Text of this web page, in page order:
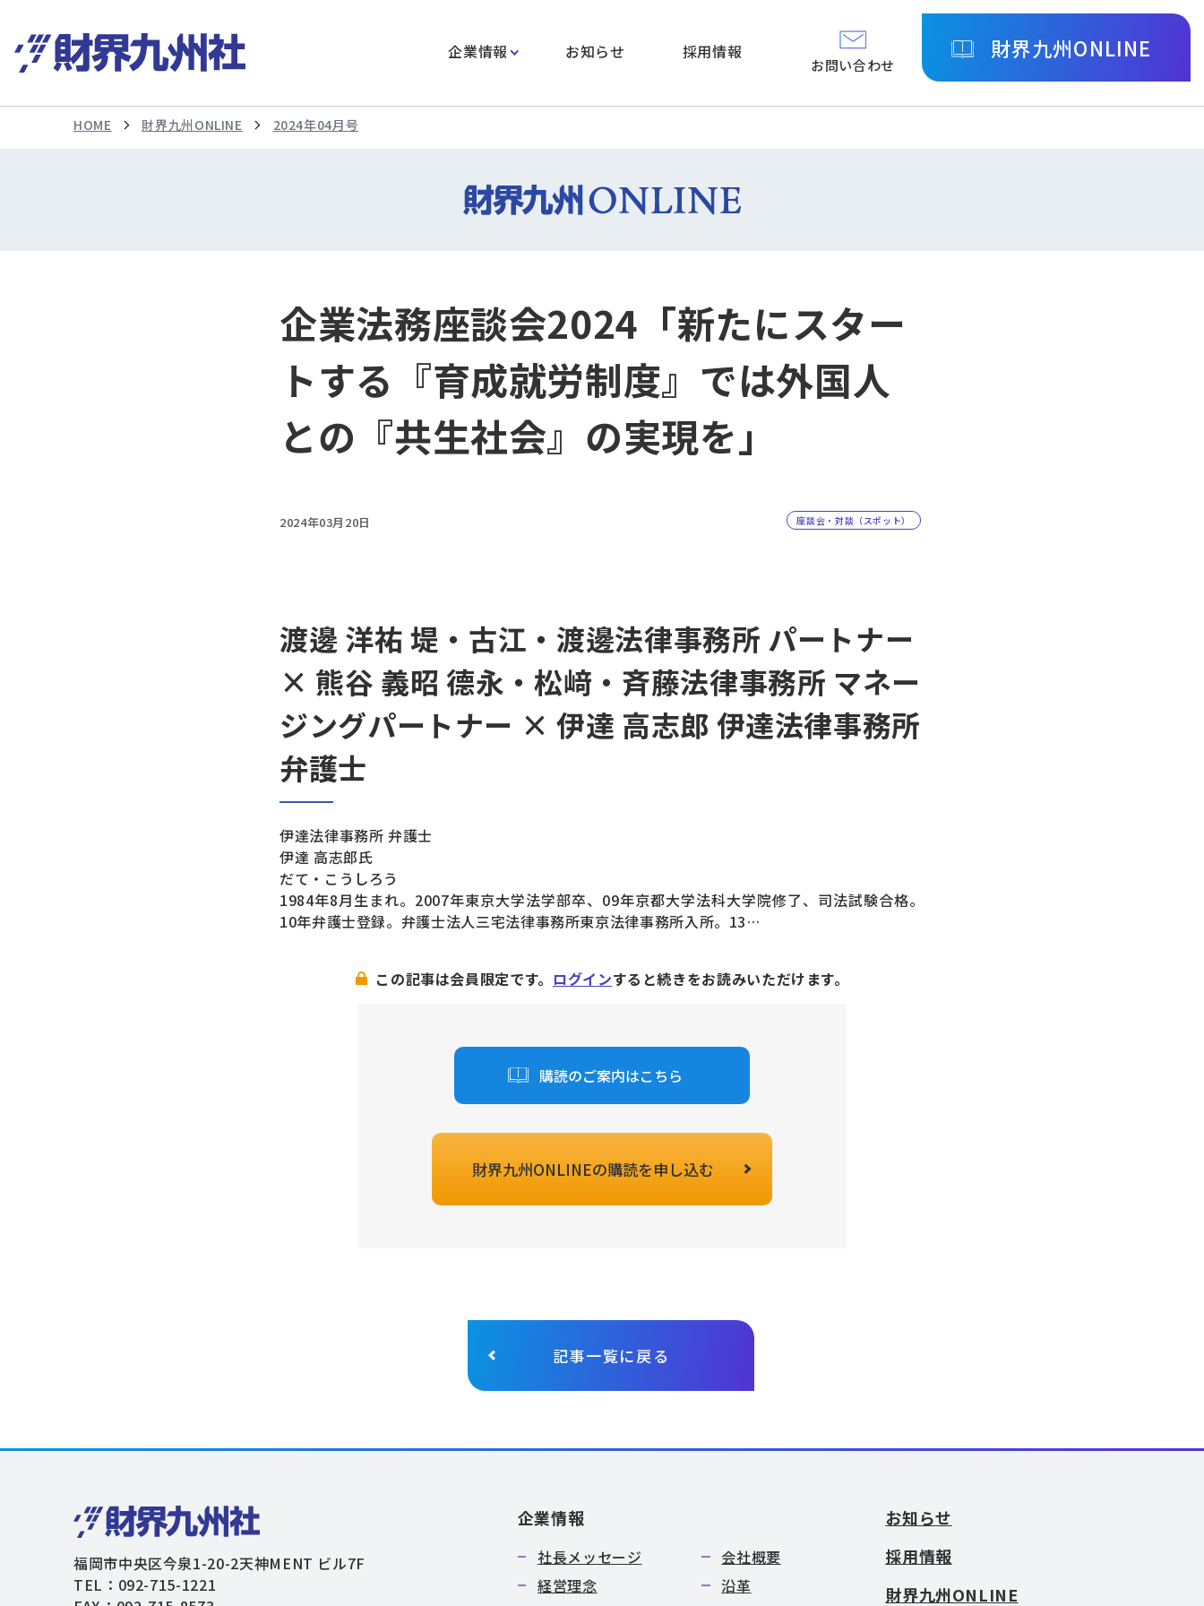
企業情報 お知らせ 採用情報
お問い合わせ
財界九州ONLINE
HOME 財界九州ONLINE 2024年04月号
企業法務座談会2024「新たにスター
トする『育成就労制度』では外国人
との『共生社会』の実現を」
2024年03月20日 座談会・対談（スポット）
渡邊 洋祐 堤・古江・渡邊法律事務所 パートナー
× 熊谷 義昭 德永・松﨑・斉藤法律事務所 マネー
ジングパートナー × 伊達 高志郎 伊達法律事務所
弁護士
伊達法律事務所 弁護士
伊達 高志郎氏
だて・こうしろう
1984年8月生まれ。2007年東京大学法学部卒、09年京都大学法科大学院修了、司法試験合格。
10年弁護士登録。弁護士法人三宅法律事務所東京法律事務所入所。13…
この記事は会員限定です。 ログインすると続きをお読みいただけます。
購読のご案内はこちら
財界九州ONLINEの購読を申し込む
記事一覧に戻る
福岡市中央区今泉1-20-2天神MENT ビル7F
TEL：092-715-1221
企業情報
社長メッセージ
会社概要
経営理念
沿革
お知らせ
採用情報
財界九州ONLINE